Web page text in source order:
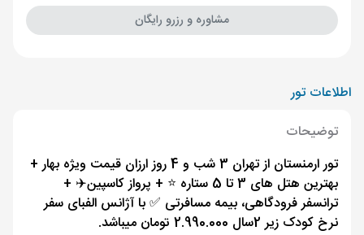
مشاوره و رزرو رایگان
اطلاعات تور
توضیحات
تور ارمنستان از تهران 3 شب و 4 روز ارزان قیمت ویژه بهار +
بهترین هتل های 3 تا 5 ستاره ⭐️ + پرواز کاسپین✈️ +
ترانسفر فرودگاهی، بیمه مسافرتی ✅ با آژانس الفبای سفر
نرخ کودک زیر 2سال 2.990.000 تومان میباشد.